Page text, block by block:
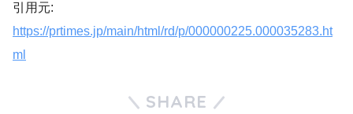
引用元:
https://prtimes.jp/main/html/rd/p/000000225.000035283.ht
ml
SHARE